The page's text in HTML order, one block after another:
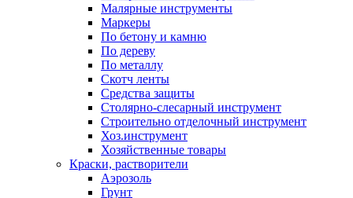
Малярные инструменты
Маркеры
По бетону и камню
По дереву
По металлу
Скотч ленты
Средства защиты
Столярно-слесарный инструмент
Строительно отделочный инструмент
Хоз.инструмент
Хозяйственные товары
Краски, растворители
Аэрозоль
Грунт